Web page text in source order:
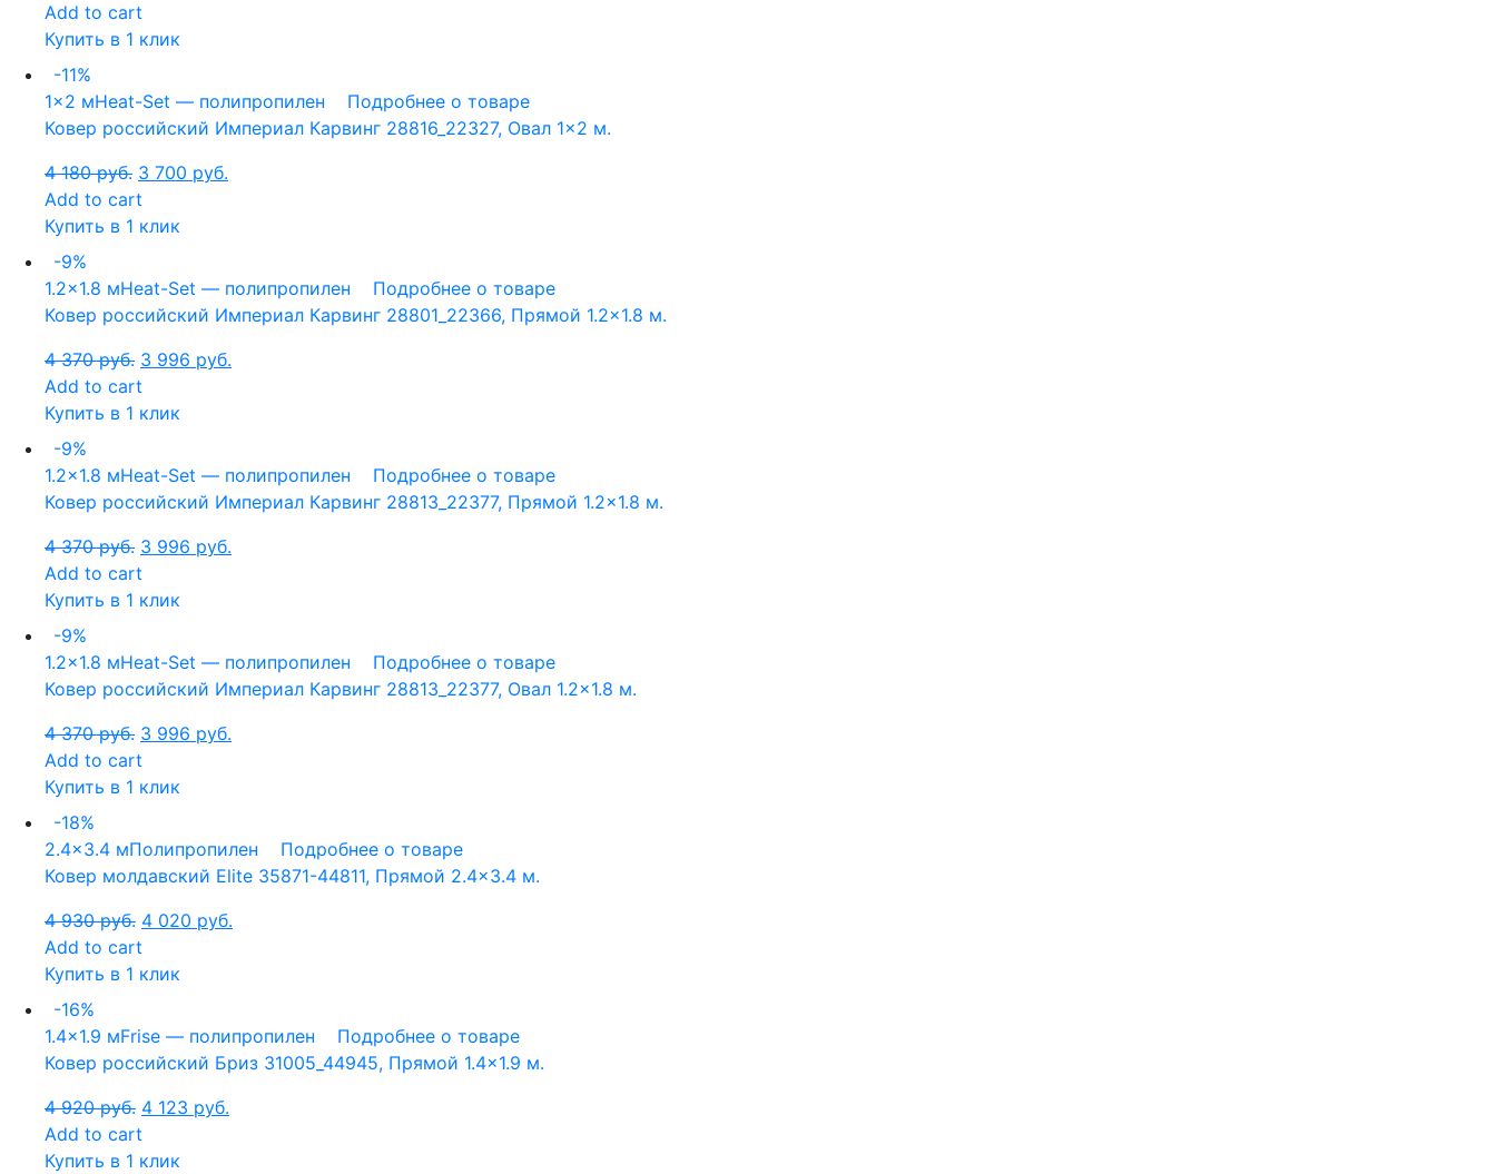
Add to cart
Купить в 1 клик
-11%
1x2 мHeat-Set — полипропилен
Подробнее о товаре
Ковер российский Империал Карвинг 28816_22327, Овал 1×2 м.
4 180руб. 3 700 руб.
Add to cart
Купить в 1 клик
-9%
1.2x1.8 мHeat-Set — полипропилен
Подробнее о товаре
Ковер российский Империал Карвинг 28801_22366, Прямой 1.2×1.8 м.
4 370руб. 3 996 руб.
Add to cart
Купить в 1 клик
-9%
1.2x1.8 мHeat-Set — полипропилен
Подробнее о товаре
Ковер российский Империал Карвинг 28813_22377, Прямой 1.2×1.8 м.
4 370руб. 3 996 руб.
Add to cart
Купить в 1 клик
-9%
1.2x1.8 мHeat-Set — полипропилен
Подробнее о товаре
Ковер российский Империал Карвинг 28813_22377, Овал 1.2×1.8 м.
4 370руб. 3 996 руб.
Add to cart
Купить в 1 клик
-18%
2.4x3.4 мПолипропилен
Подробнее о товаре
Ковер молдавский Elite 35871-44811, Прямой 2.4×3.4 м.
4 930руб. 4 020 руб.
Add to cart
Купить в 1 клик
-16%
1.4x1.9 мFrise — полипропилен
Подробнее о товаре
Ковер российский Бриз 31005_44945, Прямой 1.4×1.9 м.
4 920руб. 4 123 руб.
Add to cart
Купить в 1 клик